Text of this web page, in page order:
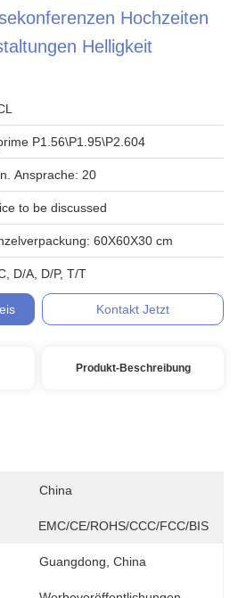
Hochzeiten
Helligkeit
P1.56\P1.95\P2.604
Ansprache: 20
to be discussed
60X60X30 cm
D/A, D/P, T/T
Kontakt Jetzt
Produkt-Beschreibung
China
EMC/CE/ROHS/CCC/FCC/BIS
Guangdong, China